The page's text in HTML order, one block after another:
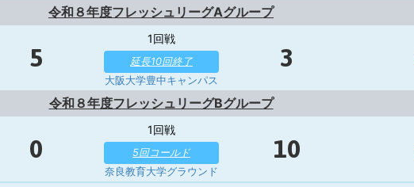
令和８年度フレッシュリーグAグループ
5
1回戦
延長10回終了
大阪大学豊中キャンパス
3
令和８年度フレッシュリーグBグループ
0
1回戦
5回コールド
奈良教育大学グラウンド
10